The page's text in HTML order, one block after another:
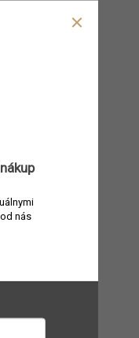
nás